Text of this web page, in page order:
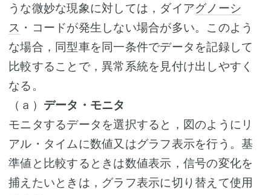
うな微妙な現象に対しては，ダイアグノーシ
ス ・コードが発生しない場合が多い。このよう
な場合，同型車を同一条件でデータを記録して
比較することで，異常系統を見付け出しやすく
なる。
（ａ） データ・モニタ
モニタするデータを選択すると，図のようにリ
アル・タイムに数値又はグラフ表示を行う。基
準値と比較するときは数値表示，信号の変化を
捕えたいときは，グラフ表示に切り替えて使用